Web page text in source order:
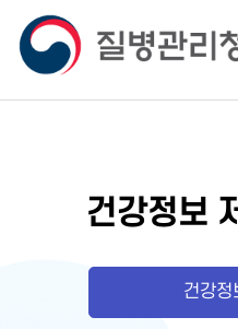
건강정보
건강정